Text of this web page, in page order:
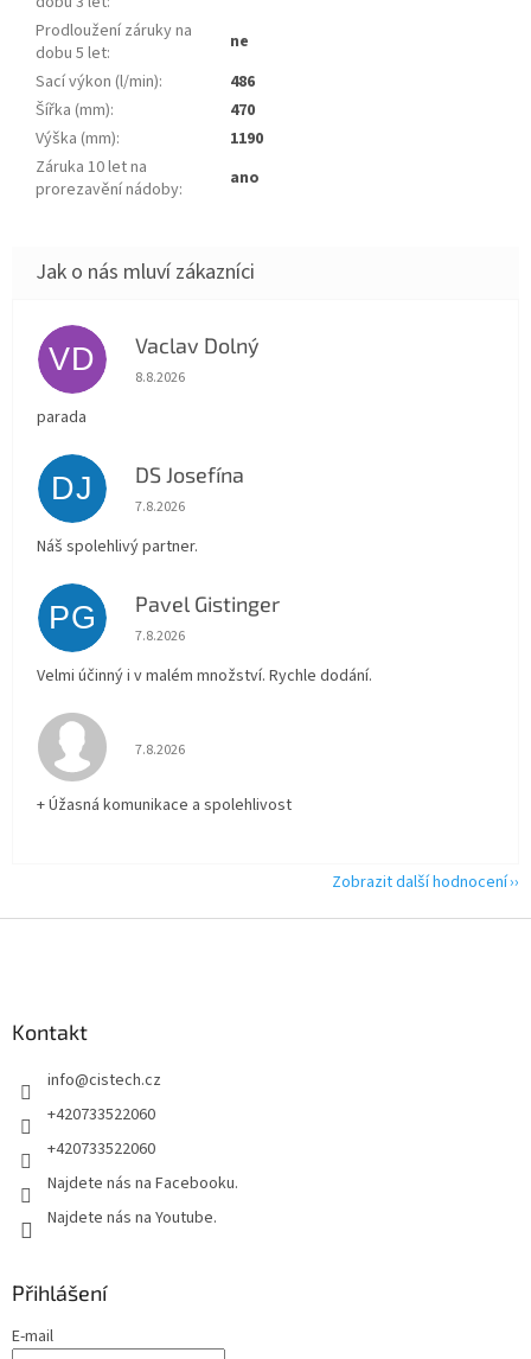
Prodloužení záruky na
dobu 5 let:
ne
Sací výkon (l/min):
486
Šířka (mm):
470
Výška (mm):
1190
Záruka 10 let na
prorezavění nádoby: ano
VD Vaclav Dolný
Hodnocení obchodu je 5 z 5 hvězdiček.
8.8.2026
parada
DJ DS Josefína
Hodnocení obchodu je 5 z 5 hvězdiček.
7.8.2026
Náš spolehlivý partner.
PG Pavel Gistinger
Hodnocení obchodu je 5 z 5 hvězdiček.
7.8.2026
Velmi účinný i v malém množství. Rychle dodání.
Hodnocení obchodu je 5 z 5 hvězdiček.
7.8.2026
+ Úžasná komunikace a spolehlivost
Zobrazit další hodnocení
Kontakt
info@cistech.cz
+420733522060
+420733522060
Najdete nás na Facebooku.
Najdete nás na Youtube.
Přihlášení
E-mail